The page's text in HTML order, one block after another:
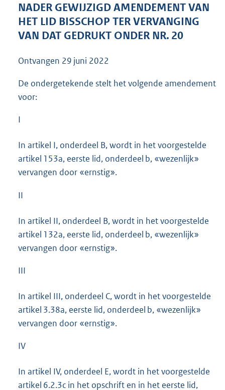
NADER GEWIJZIGD AMENDEMENT VAN
HET LID BISSCHOP TER VERVANGING
VAN DAT GEDRUKT ONDER NR. 20
Ontvangen 29 juni 2022
De ondergetekende stelt het volgende amendement
voor:
I
In artikel I, onderdeel B, wordt in het voorgestelde
artikel 153a, eerste lid, onderdeel b, «wezenlijk»
vervangen door «ernstig».
II
In artikel II, onderdeel B, wordt in het voorgestelde
artikel 132a, eerste lid, onderdeel b, «wezenlijk»
vervangen door «ernstig».
III
In artikel III, onderdeel C, wordt in het voorgestelde
artikel 3.38a, eerste lid, onderdeel b, «wezenlijk»
vervangen door «ernstig».
IV
In artikel IV, onderdeel E, wordt in het voorgestelde
artikel 6.2.3c in het opschrift en in het eerste lid,